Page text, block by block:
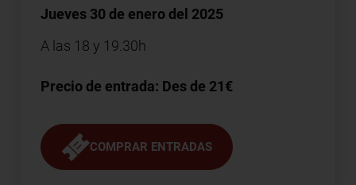
Jueves 30 de enero del 2025
A las 18 y 19.30h
Precio de entrada: Des de 21€
COMPRAR ENTRADAS